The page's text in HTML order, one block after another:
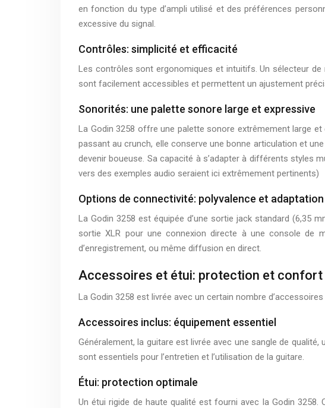
en fonction du type d’ampli utilisé et des préférences
excessive du signal.
Contrôles: simplicité et efficacité
Les contrôles sont ergonomiques et intuitifs. Un sélecteur
sont facilement accessibles et permettent un ajustement
Sonorités: une palette sonore large et expressive
La Godin 3258 offre une palette sonore extrêmement large
passant au crunch, elle conserve une bonne articulation et
devenir boueuse. Sa capacité à s’adapter à différents styles
vers des exemples audio seraient ici extrêmement pertinents)
Options de connectivité: polyvalence et adaptation
La Godin 3258 est équipée d’une sortie jack standard (6,35
sortie XLR pour une connexion directe à une console de
d’enregistrement, ou même diffusion en direct.
Accessoires et étui: protection et confort
La Godin 3258 est livrée avec un certain nombre
Accessoires inclus: équipement essentiel
Généralement, la guitare est livrée avec une sangle de
sont essentiels pour l’entretien et l’utilisation de la guitare.
Étui: protection optimale
Un étui rigide de haute qualité est fourni avec la Godin